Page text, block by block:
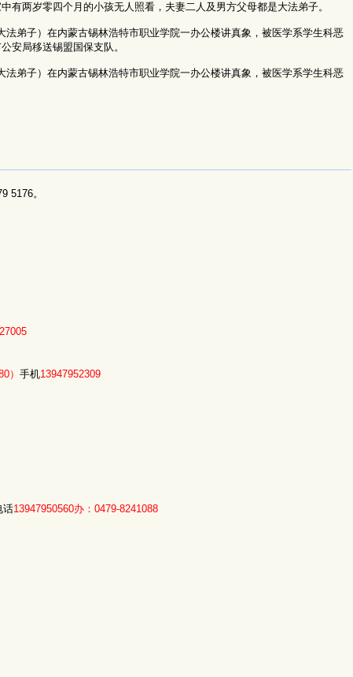
两岁零四个月的小孩无人照看，夫妻二人及男方父母都是大法弟子。
弟子）在内蒙古锡林浩特市职业学院一办公楼讲真象，被医学系学生科恶
安局移送锡盟国保支队。
弟子）在内蒙古锡林浩特市职业学院一办公楼讲真象，被医学系学生科恶
5176。
） 手机13947952309
话13947950560办：0479-8241088